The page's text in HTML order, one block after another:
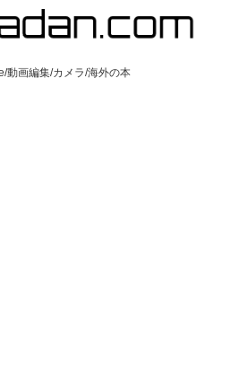
動画編集/カメラ/海外の本